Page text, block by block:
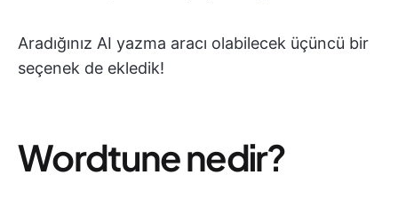
Aradığınız AI yazma aracı olabilecek üçüncü bir
seçenek de ekledik!
Wordtune nedir?